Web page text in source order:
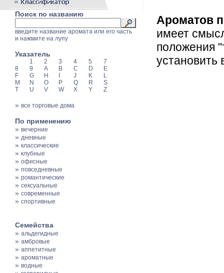
Поиск по названию
введите название аромата или его часть
и нажмите на лупу
Указатель
1 2 3 4 5
7
8
9 A B C D
E
F
G H J K
L
M
N O P Q R
S
T
U V W X Y Z
» все торговые дома
По применению
» вечерние
» дневные
» классические
» клубные
» офисные
» повседневные
» романтические
» сексуальные
» современные
» спортивные
Семейства
» альдегидные
» амбровые
» аппетитные
» ароматные
» водные
Ароматов
имеет
положения
установить